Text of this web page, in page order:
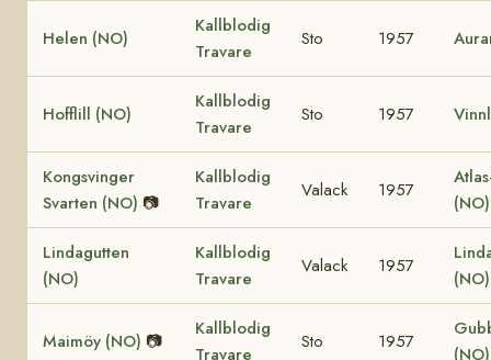
Helen (NO)
Kallblodig
Travare
Sto 1957
Hofflill (NO)
Kallblodig
Travare
Sto 1957
Kongsvinger
Svarten (NO) 📷
Kallblodig
Travare
Valack 1957
Lindagutten
(NO)
Kallblodig
Travare
Valack 1957
Maimöy (NO) 📷
Kallblodig
Travare
Sto 1957
(NO)